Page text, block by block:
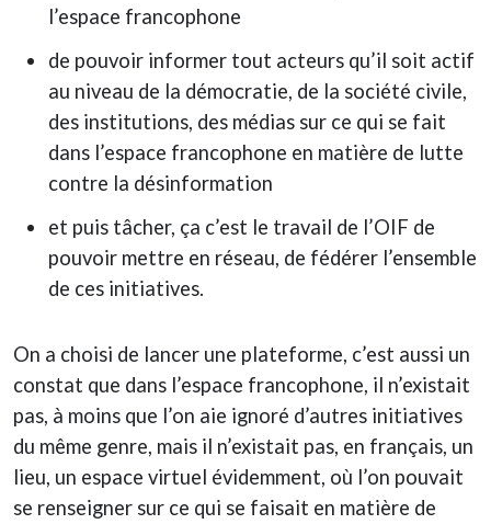
l’espace francophone
de pouvoir informer tout acteurs qu’il soit actif
au niveau de la démocratie, de la société civile,
des institutions, des médias sur ce qui se fait
dans l’espace francophone en matière de lutte
contre la désinformation
et puis tâcher, ça c’est le travail de l’OIF de
pouvoir mettre en réseau, de fédérer l’ensemble
de ces initiatives.
On a choisi de lancer une plateforme, c’est aussi un
constat que dans l’espace francophone, il n’existait
pas, à moins que l’on aie ignoré d’autres initiatives
du même genre, mais il n’existait pas, en français, un
lieu, un espace virtuel évidemment, où l’on pouvait
se renseigner sur ce qui se faisait en matière de